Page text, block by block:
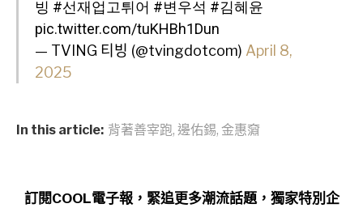
빙 #선재업고튀어 #변우석 #김혜윤
pic.twitter.com/tuKHBh1Dun
— TVING 티빙 (@tvingdotcom) April 8,
2025
In this article: 背著善宰跑, 邊佑錫, 金惠奫
訂閱COOL電子報，緊追更多潮流話題，獨家特別企